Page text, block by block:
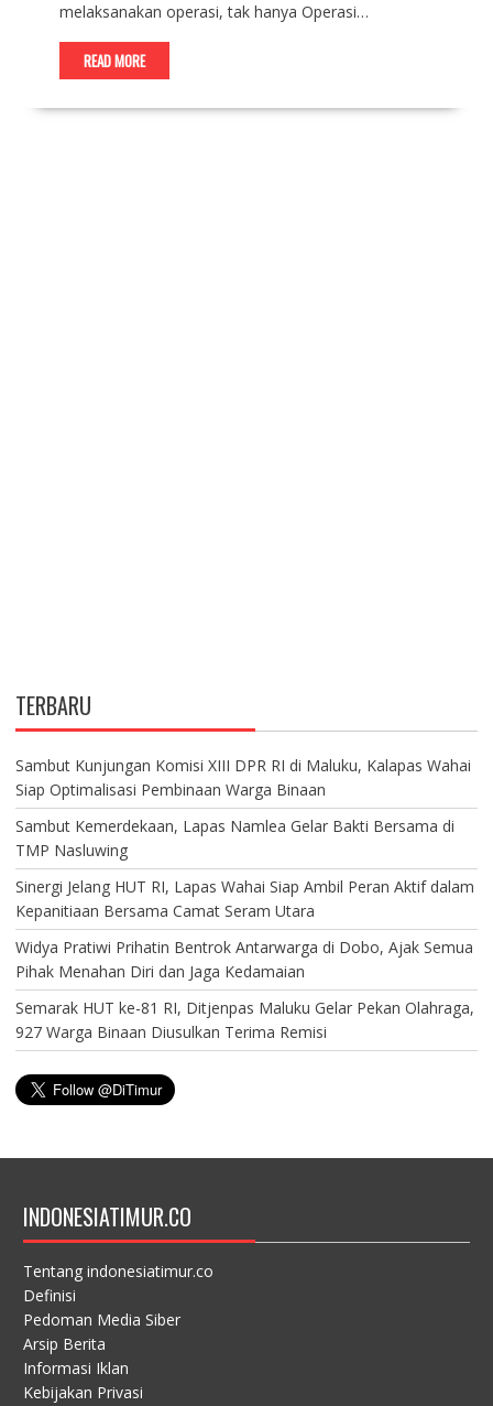
melaksanakan operasi, tak hanya Operasi…
READ MORE
TERBARU
Sambut Kunjungan Komisi XIII DPR RI di Maluku, Kalapas Wahai
Siap Optimalisasi Pembinaan Warga Binaan
Sambut Kemerdekaan, Lapas Namlea Gelar Bakti Bersama di
TMP Nasluwing
Sinergi Jelang HUT RI, Lapas Wahai Siap Ambil Peran Aktif dalam
Kepanitiaan Bersama Camat Seram Utara
Widya Pratiwi Prihatin Bentrok Antarwarga di Dobo, Ajak Semua
Pihak Menahan Diri dan Jaga Kedamaian
Semarak HUT ke-81 RI, Ditjenpas Maluku Gelar Pekan Olahraga,
927 Warga Binaan Diusulkan Terima Remisi
INDONESIATIMUR.CO
Tentang indonesiatimur.co
Definisi
Pedoman Media Siber
Arsip Berita
Informasi Iklan
Kebijakan Privasi